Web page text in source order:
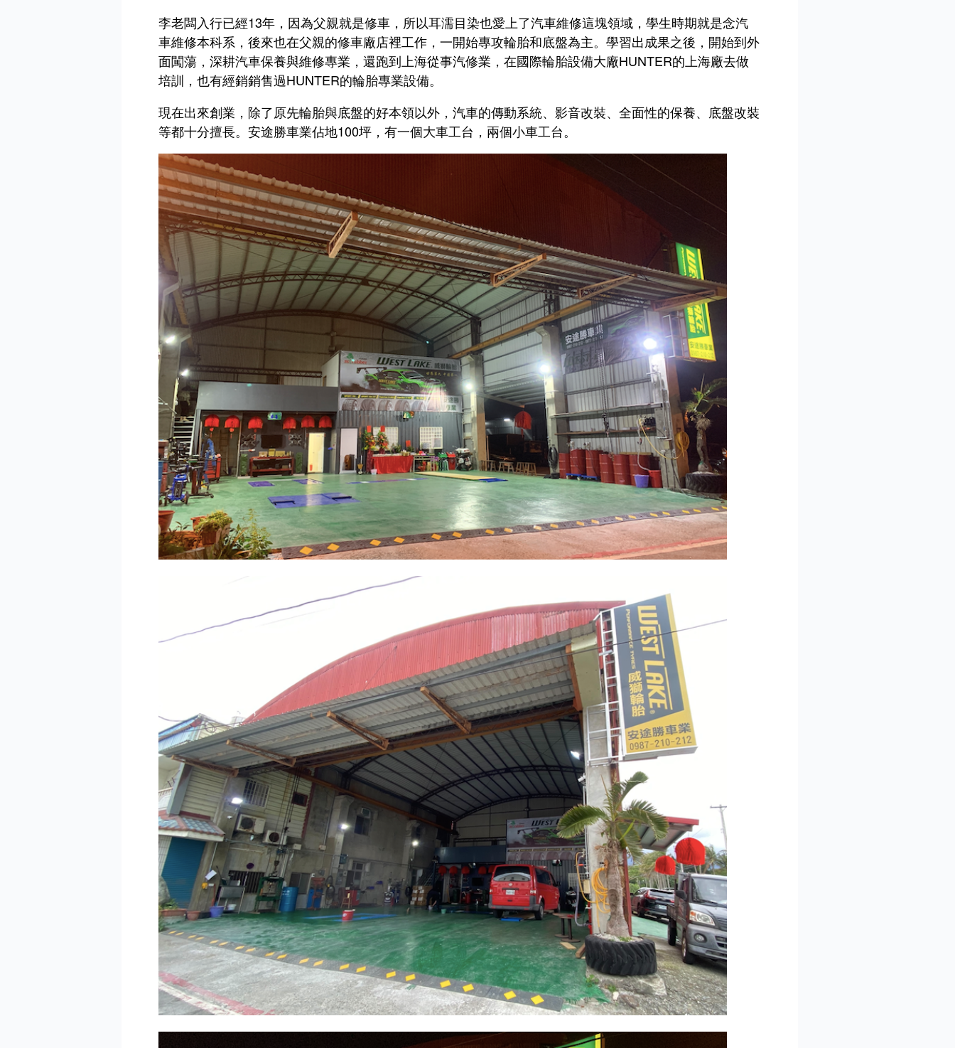
李老闆入行已經13年，因為父親就是修車，所以耳濡目染也愛上了汽車維修這塊領域，學生時期就是念汽
車維修本科系，後來也在父親的修車廠店裡工作，一開始專攻輪胎和底盤為主。學習出成果之後，開始到外
面闖蕩，深耕汽車保養與維修專業，還跑到上海從事汽修業，在國際輪胎設備大廠HUNTER的上海廠去做
培訓，也有經銷銷售過HUNTER的輪胎專業設備。
現在出來創業，除了原先輪胎與底盤的好本領以外，汽車的傳動系統、影音改裝、全面性的保養、底盤改裝
等都十分擅長。安途勝車業佔地100坪，有一個大車工台，兩個小車工台。